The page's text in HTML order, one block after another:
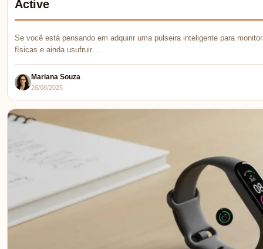
Active
Se você está pensando em adquirir uma pulseira inteligente para
físicas e ainda usufruir…
Mariana Souza
26/08/2025